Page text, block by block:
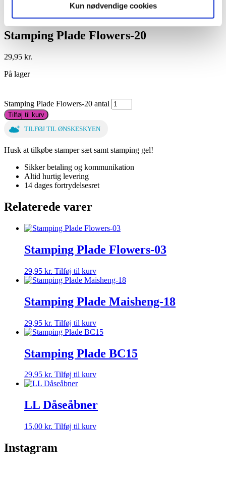
Kun nødvendige cookies
Stamping Plade Flowers-20
29,95 kr.
På lager
Stamping Plade Flowers-20 antal
Tilføj til kurv
TILFØJ TIL ØNSKESKYEN
Husk at tilkøbe stamper sæt samt stamping gel!
Sikker betaling og kommunikation
Altid hurtig levering
14 dages fortrydelsesret
Relaterede varer
Stamping Plade Flowers-03
29,95 kr. Tilføj til kurv
Stamping Plade Maisheng-18
29,95 kr. Tilføj til kurv
Stamping Plade BC15
29,95 kr. Tilføj til kurv
LL Dåseåbner
15,00 kr. Tilføj til kurv
Instagram